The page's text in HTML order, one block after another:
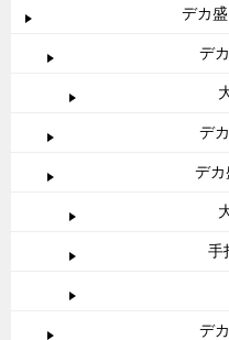
デカ
デ
デ
デ
手
デ